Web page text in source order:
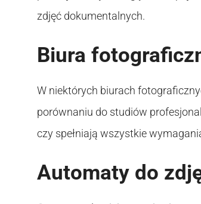
zdjęć dokumentalnych.
Biura
W niektórych biurach
porównaniu do studiów
czy spełniają wszystkie
Automaty do